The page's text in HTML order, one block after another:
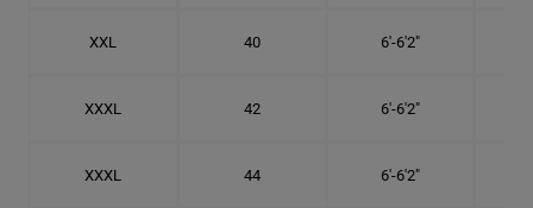
XXL 40 6'-6'2"
XXXL 42 6'-6'2"
XXXL 44 6'-6'2"